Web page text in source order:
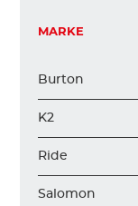
KINDER
VERLEIH
MARKE
Burton
K2
Ride
Salomon